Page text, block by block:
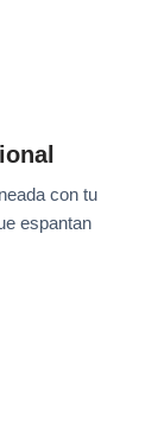
con tu
espantan